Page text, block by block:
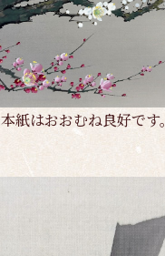
本紙はおおむね良好です。